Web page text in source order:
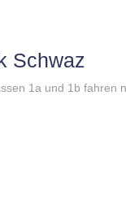
Schwaz
1a und 1b fahren